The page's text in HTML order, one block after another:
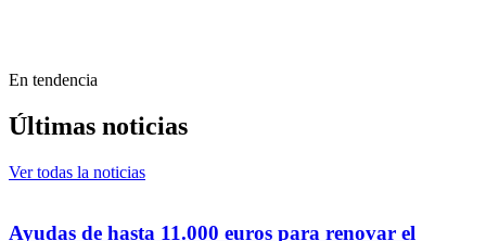
En tendencia
Últimas noticias
Ver todas la noticias
Ayudas de hasta 11.000 euros para renovar el